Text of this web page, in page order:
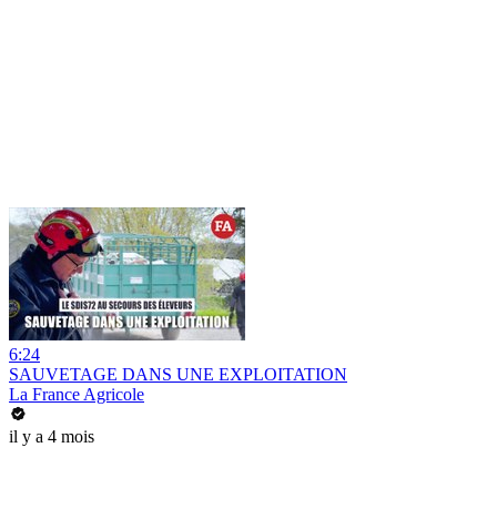
6:24
SAUVETAGE DANS UNE EXPLOITATION
La France Agricole
il y a 4 mois